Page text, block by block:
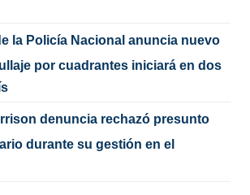
la Policía Nacional anuncia nuevo
por cuadrantes iniciará en dos
denuncia rechazó presunto
durante su gestión en el